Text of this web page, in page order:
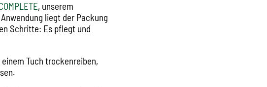
, unserem
liegt der Packung
Schritte: Es pflegt und
Tuch trockenreiben,